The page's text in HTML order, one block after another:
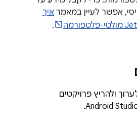
אפשר לעיין במאמר איך
.
ולהריץ פרויקטים